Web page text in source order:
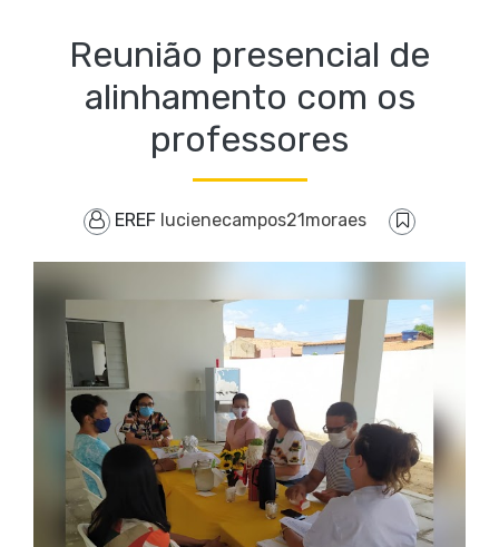
Reunião presencial de
alinhamento com os
professores
EREF lucienecampos21moraes